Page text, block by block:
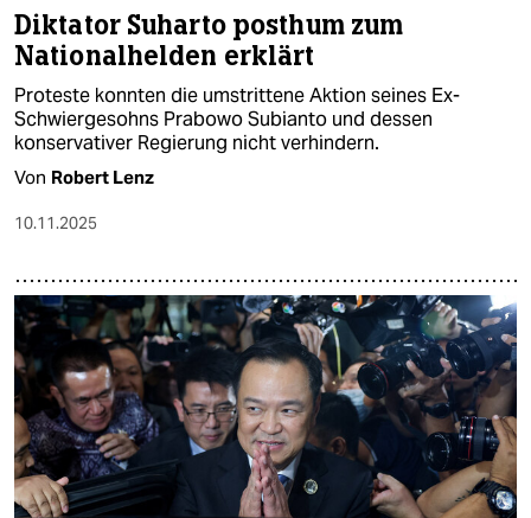
Diktator Suharto posthum zum
Nationalhelden erklärt
Proteste konnten die umstrittene Aktion seines Ex-
Schwiergesohns Prabowo Subianto und dessen
konservativer Regierung nicht verhindern.
Von Robert Lenz
10.11.2025